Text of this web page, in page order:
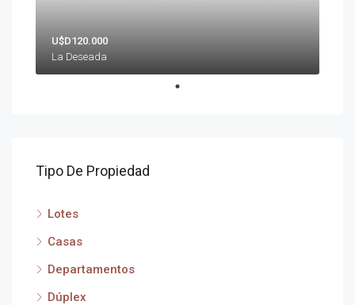
U$D120.000
La Deseada
Tipo De Propiedad
Lotes
Casas
Departamentos
Dúplex